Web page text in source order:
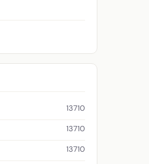
13710
13710
13710